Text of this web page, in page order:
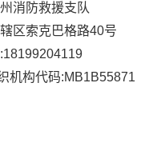
消防救援支队
区索克巴格路40号
机构代码:MB1B55871